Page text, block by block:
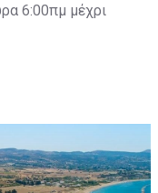
6:00πμ μέχρι